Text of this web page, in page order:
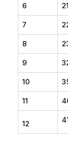
6 21
7
8
9
10
11
12